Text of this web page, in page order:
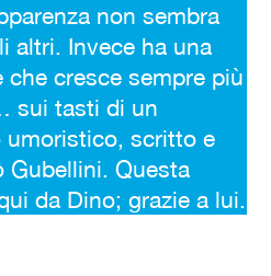
non sembra
altri. Invece ha una
cresce sempre più
sui tasti di un
umoristico, scritto e
Gubellini. Questa
da Dino; grazie a lui.